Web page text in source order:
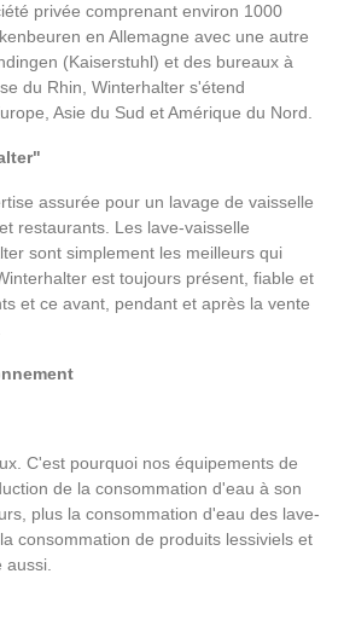
privée comprenant environ 1000
en Allemagne avec une autre
(Kaiserstuhl) et des bureaux à
du Rhin, Winterhalter s'étend
Asie du Sud et Amérique du Nord.
assurée pour un lavage de vaisselle
restaurants. Les lave-vaisselle
sont simplement les meilleurs qui
est toujours présent, fiable et
et ce avant, pendant et après la vente
C'est pourquoi nos équipements de
de la consommation d'eau à son
plus la consommation d'eau des lave-
consommation de produits lessiviels et